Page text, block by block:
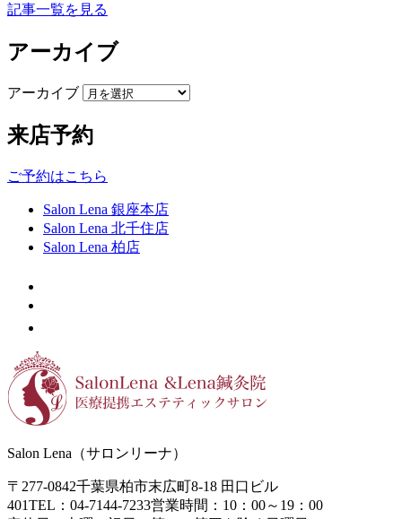
記事一覧を見る
アーカイブ
アーカイブ
来店予約
ご予約はこちら
Salon Lena 銀座本店
Salon Lena 北千住店
Salon Lena 柏店
Salon Lena（サロンリーナ）
〒277-0842千葉県柏市末広町8-18 田口ビル
401TEL：04-7144-7233営業時間：10：00～19：00